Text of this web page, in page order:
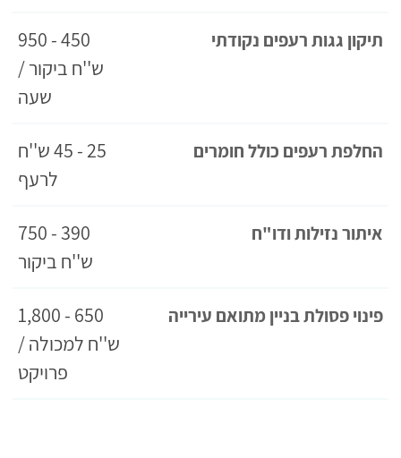
תיקון גגות רעפים נקודתי
450 - 950
ש''ח ביקור /
שעה
החלפת רעפים כולל חומרים
25 - 45 ש''ח
לרעף
איתור נזילות ודו"ח
390 - 750
ש''ח ביקור
פינוי פסולת בניין מתואם עירייה
650 - 1,800
ש''ח למכולה /
פרויקט